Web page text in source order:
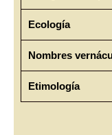
Ecología
Nombres
Etimología